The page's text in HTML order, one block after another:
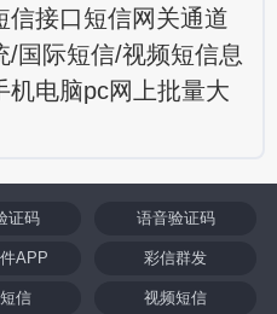
信接口短信网关通道
/国际短信/视频短信息
机电脑pc网上批量大
证码 语音验证码
APP 彩信群发
信 视频短信